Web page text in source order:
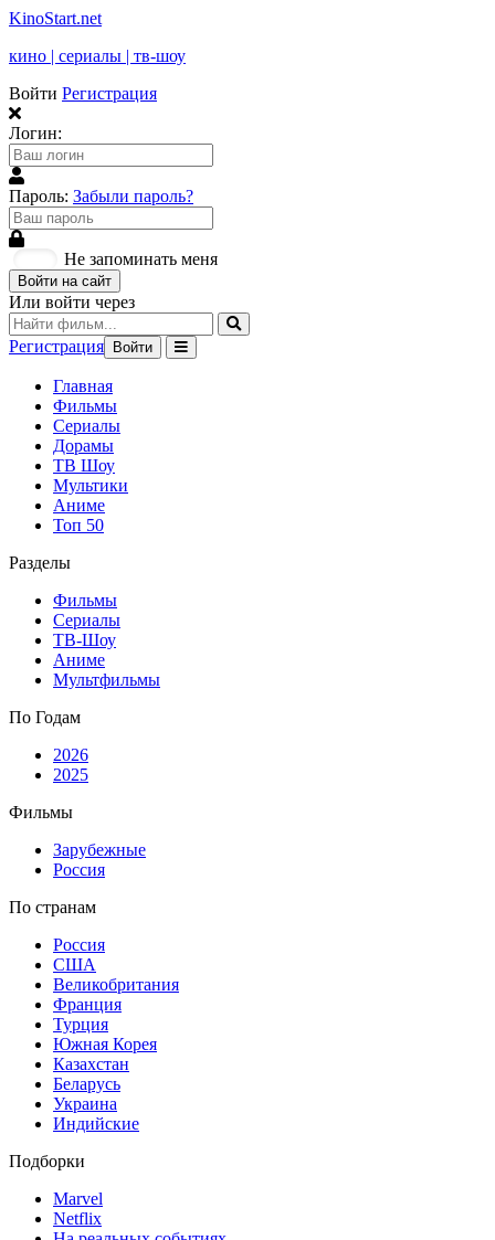
KinoStart.net
кино | сериалы | тв-шоу
Войти Регистрация
Логин:
Пароль: Забыли пароль?
Не запоминать меня
Войти на сайт
Или войти через
Регистрация Войти
Главная
Фильмы
Сериалы
Дорамы
ТВ Шоу
Мультики
Аниме
Топ 50
Разделы
Фильмы
Сериалы
ТВ-Шоу
Аниме
Мультфильмы
По Годам
2026
2025
Фильмы
Зарубежные
Россия
По странам
Россия
США
Великобритания
Франция
Турция
Южная Корея
Казахстан
Беларусь
Украина
Индийские
Подборки
Marvel
Netflix